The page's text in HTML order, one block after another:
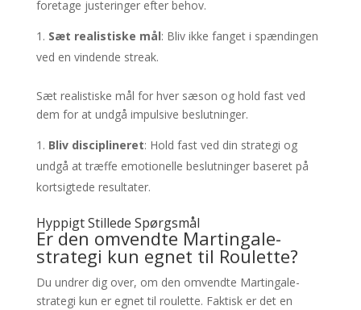
foretage justeringer efter behov.
Sæt realistiske mål: Bliv ikke fanget i spændingen
ved en vindende streak.
Sæt realistiske mål for hver sæson og hold fast ved
dem for at undgå impulsive beslutninger.
Bliv disciplineret: Hold fast ved din strategi og
undgå at træffe emotionelle beslutninger baseret på
kortsigtede resultater.
Hyppigt Stillede Spørgsmål
Er den omvendte Martingale-
strategi kun egnet til Roulette?
Du undrer dig over, om den omvendte Martingale-
strategi kun er egnet til roulette. Faktisk er det en